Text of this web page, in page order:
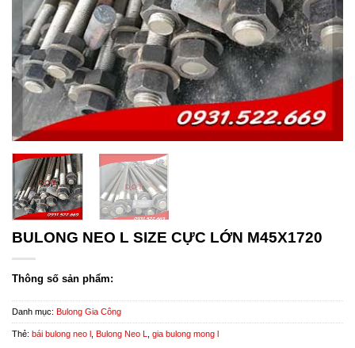
BULONG NEO L SIZE CỰC LỚN M45X1720
Thông số sản phẩm:
Danh mục: Bulong Gia Công
Thẻ: bái bulong neo l Bulong Neo L gia bulong mong l